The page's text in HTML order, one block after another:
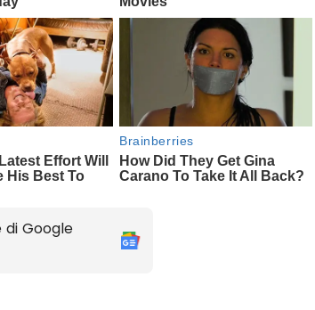
di Google